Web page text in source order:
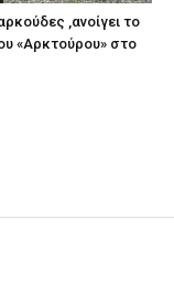
,ανοίγει το
«Αρκτούρου» στο